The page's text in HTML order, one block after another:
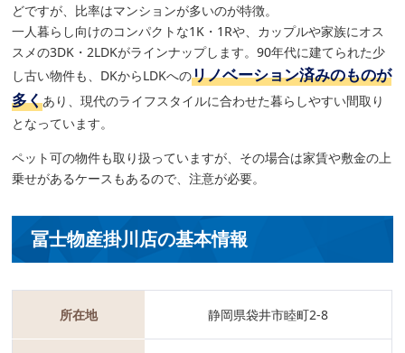
どですが、比率はマンションが多いのが特徴。
一人暮らし向けのコンパクトな1K・1Rや、カップルや家族にオス
スメの3DK・2LDKがラインナップします。90年代に建てられた少
し古い物件も、DKからLDKへのリノベーション済みのものが
多くあり、現代のライフスタイルに合わせた暮らしやすい間取り
となっています。
ペット可の物件も取り扱っていますが、その場合は家賃や敷金の上
乗せがあるケースもあるので、注意が必要。
冨士物産掛川店の基本情報
所在地 静岡県袋井市睦町2-8